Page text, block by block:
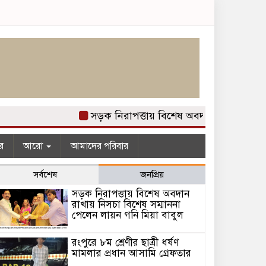
সড়ক নিরাপত্তায় বিশেষ অবদান রাখায়
আরো আমাদের পরিবার
সর্বশেষ জনপ্রিয়
সড়ক নিরাপত্তায় বিশেষ অবদান
রাখায় নিসচা বিশেষ সম্মাননা
পেলেন লায়ন গনি মিয়া বাবুল
রংপুরে ৮ম শ্রেণীর ছাত্রী ধর্ষণ
মামলার প্রধান আসামি গ্রেফতার